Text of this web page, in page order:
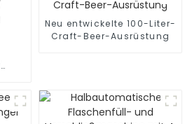
Neu entwickelte 100-Liter-
Craft-Beer-Ausrüstung